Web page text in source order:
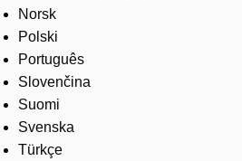
Norsk
Polski
Português
Slovenčina
Suomi
Svenska
Türkçe